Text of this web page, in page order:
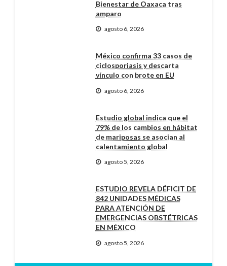
Bienestar de Oaxaca tras
amparo
agosto 6, 2026
México confirma 33 casos de
ciclosporiasis y descarta
vínculo con brote en EU
agosto 6, 2026
Estudio global indica que el
79% de los cambios en hábitat
de mariposas se asocian al
calentamiento global
agosto 5, 2026
ESTUDIO REVELA DÉFICIT DE
842 UNIDADES MÉDICAS
PARA ATENCIÓN DE
EMERGENCIAS OBSTÉTRICAS
EN MÉXICO
agosto 5, 2026